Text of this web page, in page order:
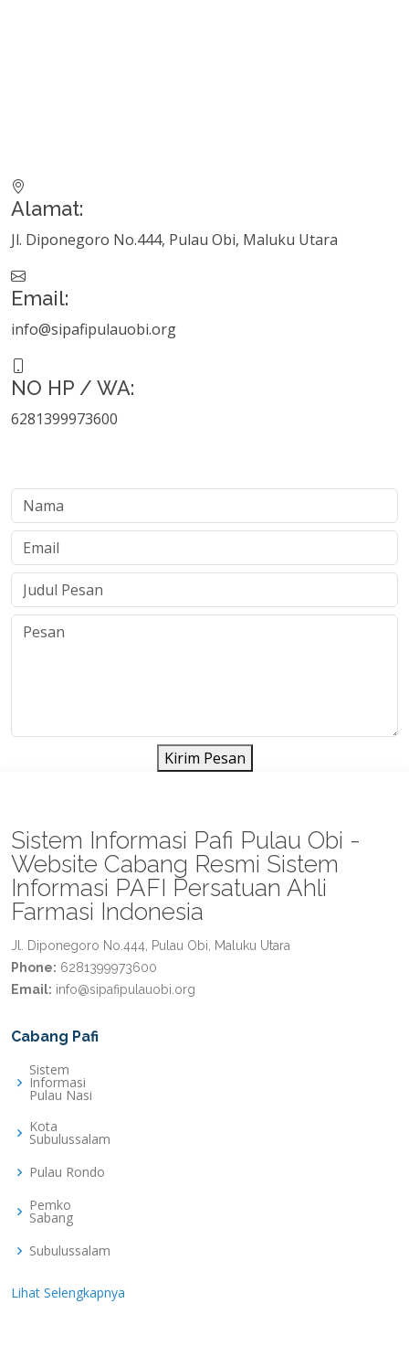
Alamat:
Jl. Diponegoro No.444, Pulau Obi, Maluku Utara
Email:
info@sipafipulauobi.org
NO HP / WA:
6281399973600
Kirim Pesan
Sistem Informasi Pafi Pulau Obi -
Website Cabang Resmi Sistem
Informasi PAFI Persatuan Ahli
Farmasi Indonesia
Jl. Diponegoro No.444, Pulau Obi, Maluku Utara
Phone: 6281399973600
Email: info@sipafipulauobi.org
Cabang Pafi
Sistem
Informasi
Pulau Nasi
Kota
Subulussalam
Pulau Rondo
Pemko
Sabang
Subulussalam
Lihat Selengkapnya